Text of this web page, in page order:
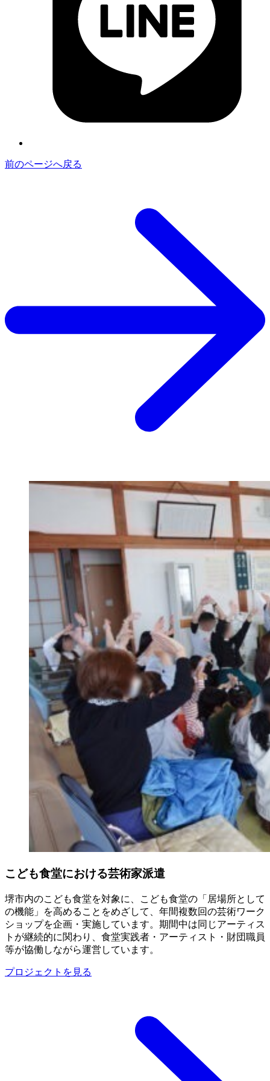
前のページへ戻る
こども食堂における芸術家派遣
堺市内のこども食堂を対象に、こども食堂の「居場所として
の機能」を高めることをめざして、年間複数回の芸術ワーク
ショップを企画・実施しています。期間中は同じアーティス
トが継続的に関わり、食堂実践者・アーティスト・財団職員
等が協働しながら運営しています。
プロジェクトを見る